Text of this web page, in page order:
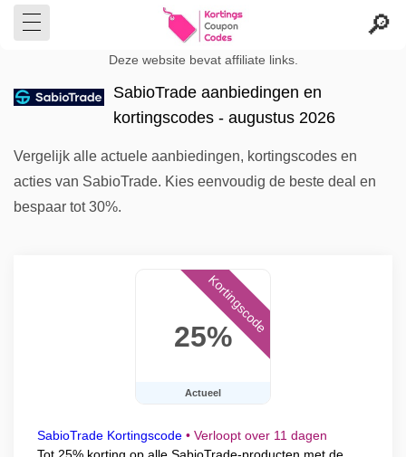
Deze website bevat affiliate links.
SabioTrade aanbiedingen en
kortingscodes - augustus 2026
Vergelijk alle actuele aanbiedingen, kortingscodes en
acties van SabioTrade. Kies eenvoudig de beste deal en
bespaar tot 30%.
25%
Actueel
Kortingscode
SabioTrade Kortingscode • Verloopt over 11 dagen